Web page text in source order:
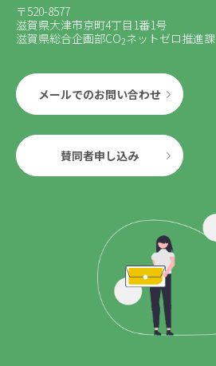
〒520-8577
滋賀県大津市京町4丁目1番1号
滋賀県総合企画部CO2ネットゼロ推進課
メールでのお問い合わせ
賛同者申し込み